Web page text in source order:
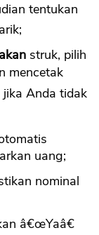
tentukan
struk, pilih
mencetak
Anda tidak
uang;
nominal
â€œYaâ€